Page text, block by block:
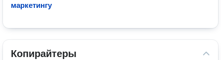
маркетингу
Копирайтеры